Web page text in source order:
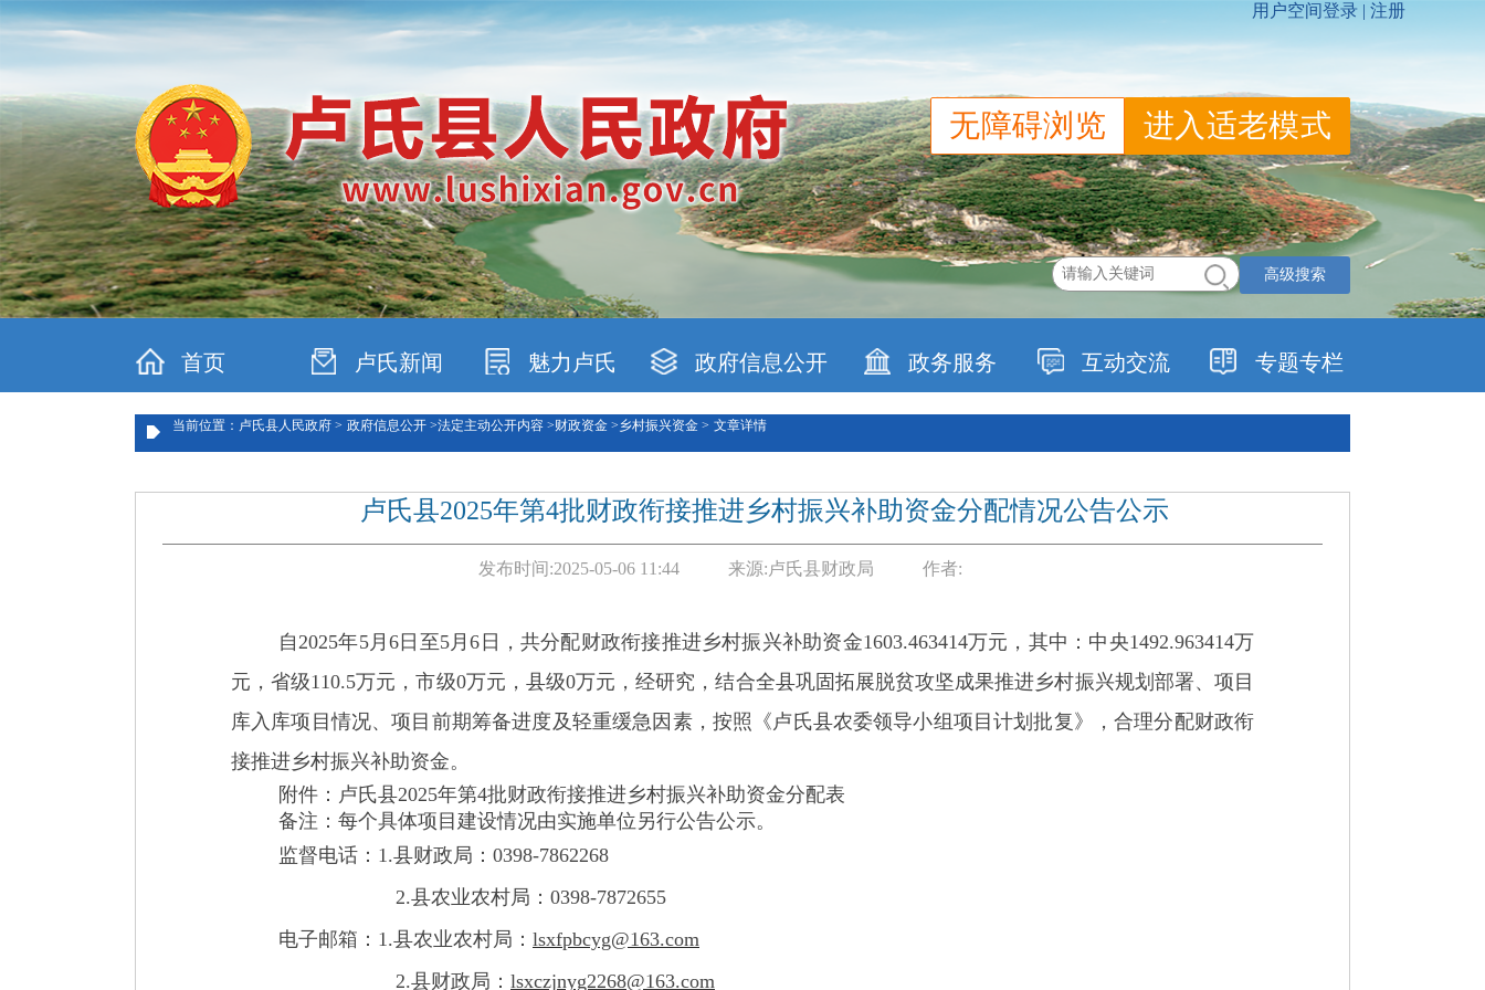
无障碍浏览 进入适老模式
高级搜索
首页 卢氏新闻 魅力卢氏 政府信息公开 政务服务 互动交流 专题专栏
当前位置：卢氏县人民政府 > 政府信息公开 >法定主动公开内容 >财政资金 > 乡村振兴资金 > 文章详情
卢氏县2025年第4批财政衔接推进乡村振兴补助资金分配情况公告公示
发布时间:2025-05-06 11:44 来源:卢氏县财政局 作者:
自2025年5月6 日至5月6 日，共分配财政衔接推进乡村振兴补助资金1603.463414万元， 其中：中央1492.963414万
元，省级110.5万元，市级0万元，县级0万元，经研究，结合全县巩固拓展脱贫攻坚成果推进乡村振兴规划部署、项目
库入库项目情况、项目前期筹备进度及轻重缓急 因素， 按照 《卢氏县农委领导小组项目计划批复》，合理分配财政衔
接推进乡村振兴补助资金。
附件：卢氏县2025年第4批财政衔接推进乡村振兴补助资金分配表
备注：每个具体项目建设情况由实施单位另行公告公示。
监督电话： 1.县财政局：0398-7862268
2.县农业农村局：0398-7872655
电子邮箱： 1.县农业农村局： lsxfpbcyg@163.com
2.县财政局： lsxczjnyg2268@163.com